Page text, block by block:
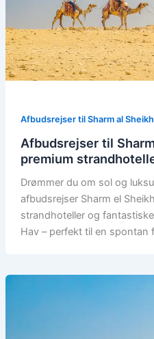
Afbudsrejser til Sharm al Sheikh
Afbudsrejser til
premium
Drømmer du om sol og
afbudsrejser Sharm el
strandhoteller og
Hav – perfekt til en